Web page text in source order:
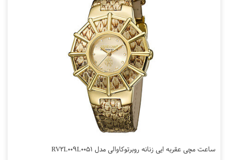
ساعت مچی عقربه ایی زنانه روبرتوکاوالی مدل RV2L009L0051